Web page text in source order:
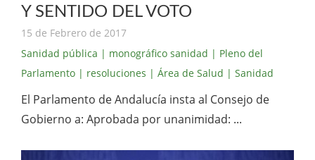
Y SENTIDO DEL VOTO
15 de Febrero de 2017
Sanidad pública | monográfico sanidad | Pleno del
Parlamento | resoluciones | Área de Salud | Sanidad
El Parlamento de Andalucía insta al Consejo de
Gobierno a: Aprobada por unanimidad: ...